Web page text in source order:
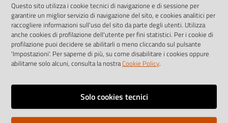
I dati personali pubblicati sono riutilizzabili solo alle condizioni
previste dalla direttiva comunitaria 2003/98/CE e dal d.lgs.
36/2006
Vai alla pagina
Note legali
Questo sito utilizza i cookie tecnici di navigazione e di sessione per
garantire un miglior servizio di navigazione del sito, e cookies analitici per
raccogliere informazioni sull'uso del sito da parte degli utenti. Utilizza
anche cookies di profilazione dell'utente per fini statistici. Per i cookie di
profilazione puoi decidere se abilitarli o meno cliccando sul pulsante
'Impostazioni'. Per saperne di più, su come disabilitare i cookies oppure
abilitarne solo alcuni, consulta la nostraCookie Policy.
Solo cookies tecnici